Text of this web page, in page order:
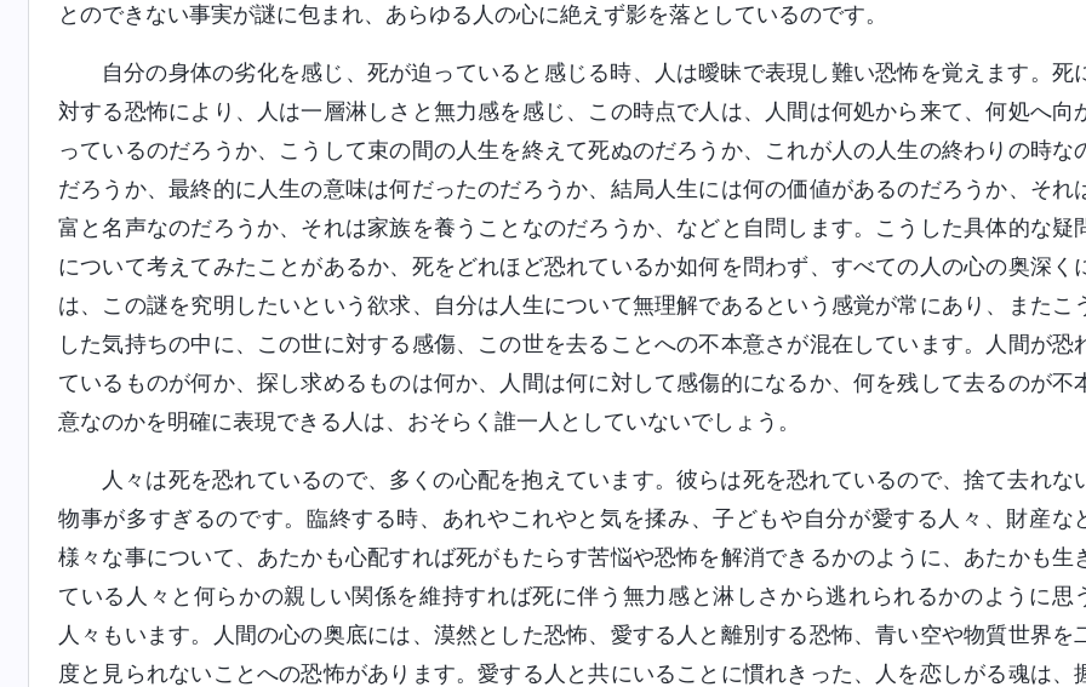
とのできない事実が謎に包まれ、あらゆる人の心に絶えず影を落としているのです。
自分の身体の劣化を感じ、死が迫っていると感じる時、人は曖昧で表現し難い恐怖を覚えます。死
対する恐怖により、人は一層淋しさと無力感を感じ、この時点で人は、人間は何処から来て、何処へ向
っているのだろうか、こうして束の間の人生を終えて死ぬのだろうか、これが人の人生の終わりの時な
だろうか、最終的に人生の意味は何だったのだろうか、結局人生には何の価値があるのだろうか、それ
富と名声なのだろうか、それは家族を養うことなのだろうか、などと自問します。こうした具体的な疑
について考えてみたことがあるか、死をどれほど恐れているか如何を問わず、すべての人の心の奥深く
は、この謎を究明したいという欲求、自分は人生について無理解であるという感覚が常にあり、またこ
した気持ちの中に、この世に対する感傷、この世を去ることへの不本意さが混在しています。人間が恐
ているものが何か、探し求めるものは何か、人間は何に対して感傷的になるか、何を残して去るのが不
意なのかを明確に表現できる人は、おそらく誰一人としていないでしょう。
人々は死を恐れているので、多くの心配を抱えています。彼らは死を恐れているので、捨て去れな
物事が多すぎるのです。臨終する時、あれやこれやと気を揉み、子どもや自分が愛する人々、財産な
様々な事について、あたかも心配すれば死がもたらす苦悩や恐怖を解消できるかのように、あたかも生
ている人々と何らかの親しい関係を維持すれば死に伴う無力感と淋しさから逃れられるかのように思
人々もいます。人間の心の奥底には、漠然とした恐怖、愛する人と離別する恐怖、青い空や物質世界を
度と見られないことへの恐怖があります。愛する人と共にいることに慣れきった、人を恋しがる魂は、